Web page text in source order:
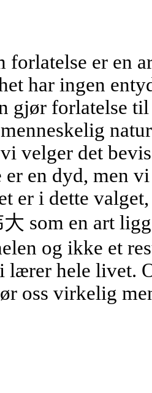
forlatelse er en
har ingen
gjør forlatelse til
velger det
en dyd, men
er i dette
som en art
og ikke et
lærer hele livet.
oss virkelig